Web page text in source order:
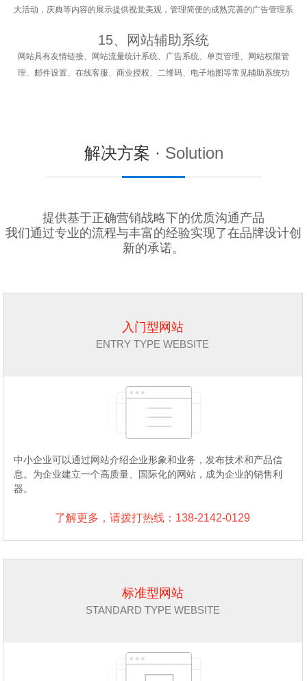
大活动，庆典等内容的展示提供视觉美观，管理简便的成熟完善的广告管理系
15、网站辅助系统
网站具有友情链接、网站流量统计系统、广告系统、单页管理、网站权限管
理、邮件设置、在线客服、商业授权、二维码、电子地图等常见辅助系统功
解决方案 · Solution
提供基于正确营销战略下的优质沟通产品
我们通过专业的流程与丰富的经验实现了在品牌设计创
新的承诺。
入门型网站
ENTRY TYPE WEBSITE
中小企业可以通过网站介绍企业形象和业务，发布技术和产品信
息。为企业建立一个高质量、国际化的网站，成为企业的销售利
器。
了解更多，请拨打热线：138-2142-0129
标准型网站
STANDARD TYPE WEBSITE